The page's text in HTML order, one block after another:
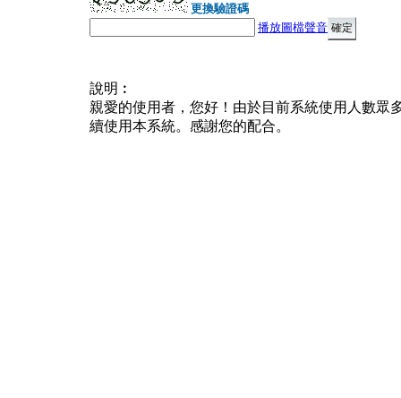
更換驗證碼
播放圖檔聲音
說明︰
親愛的使用者，您好！由於目前系統使用人數眾
續使用本系統。感謝您的配合。